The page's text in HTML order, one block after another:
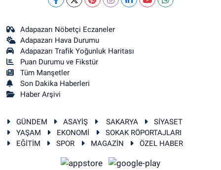
Adapazarı Nöbetçi Eczaneler
Adapazarı Hava Durumu
Adapazarı Trafik Yoğunluk Haritası
Puan Durumu ve Fikstür
Tüm Manşetler
Son Dakika Haberleri
Haber Arşivi
GÜNDEM ASAYİŞ SAKARYA
SİYASET
YAŞAM
EKONOMİ
SOKAK RÖPORTAJLARI
EĞİTİM
SPOR MAGAZİN ÖZEL HABER